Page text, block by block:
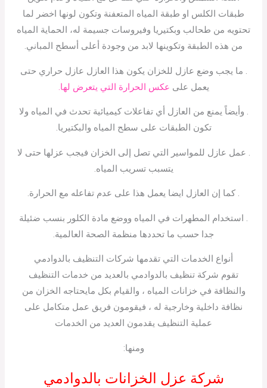
طبقات الكلس او طبقة المياه المتعفنة وتكون لونها اخضر لما
تحتويه من طحالب وبكتيريا وفيروسات جسيمة له، الحماية المياه
من هذه الطبقة وتكوينها لابد من وجودة أعلى أسطح المباني.
. ما يجب وضع عازل للخزان يكون هذا العازل عازل حراري حتى
يعمل على عكس الحرارة التي يتعرض لها.
. وأيضاً يمنع من العازل أي تفاعلات كيميائية تحدث في المياه ولا
تكون الطبقات على سطح المياه والبكتيريا.
. عمل عازل للمواسير التي تصل إلى الخزان فيجب عزلها حتى لا
يتسبب تسريب المياه.
. كما إن العازل ايضا يعمل هذا على عدم تفاعله مع الحرارة.
. استخدام المطهرات في المياه ووضع مادة الكلور بنسب ضئيلة
جدا حسب ما تحددها منظمة الصحة العالمية.
أنواع الخدمات التي تقدمها شركات التنظيف بالدوادمي
تقوم شركة تنظيف بالدوادمي بالعديد من خدمات التنظيف
والنظافة في خزانات المياه ، والقيام بكل مايحتاجه الخزان من
نظافة داخلية وخارجية له ، فيقومون فريق عمل متكامل على
عملية التنظيف يقدمون العديد من الخدمات
ومنها:
شركة عزل الخزانات بالدوادمي